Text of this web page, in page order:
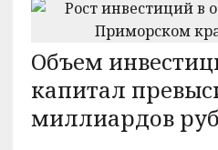
Объем
капитал
миллиардов